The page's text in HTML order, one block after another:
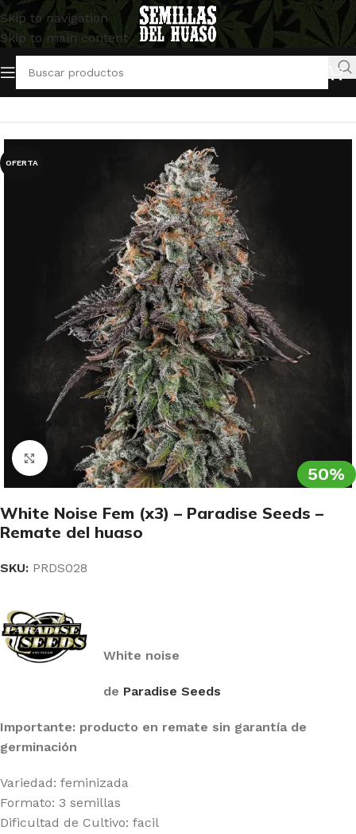
Skip to navigation
Skip to main content
Inicio/Semillas Feminizadas/Paradise Seeds
OFERTA
50%
Clic para ampliar
White Noise Fem (x3) – Paradise Seeds –
Remate del huaso
SKU: PRDS028
White noise
de Paradise Seeds
Importante: producto en remate sin garantía de
germinación
Variedad: feminizada
Formato: 3 semillas
Dificultad de Cultivo: facil